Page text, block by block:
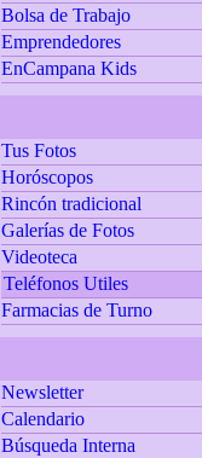
Bolsa de Trabajo
Emprendedores
EnCampana Kids
Tus Fotos
Horóscopos
Rincón tradicional
Galerías de Fotos
Videoteca
Teléfonos Utiles
Farmacias de Turno
Newsletter
Calendario
Búsqueda Interna